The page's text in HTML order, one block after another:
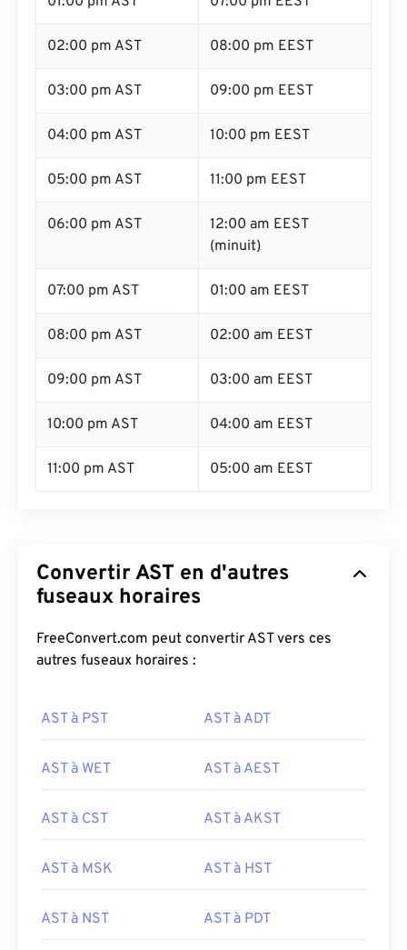
02:00 pm AST 08:00 pm EEST
03:00 pm AST 09:00 pm EEST
04:00 pm AST 10:00 pm EEST
05:00 pm AST 11:00 pm EEST
06:00 pm AST
12:00 am EEST
(minuit)
07:00 pm AST 01:00 am EEST
08:00 pm AST 02:00 am EEST
09:00 pm AST 03:00 am EEST
10:00 pm AST 04:00 am EEST
11:00 pm AST 05:00 am EEST
Convertir AST en d'autres
fuseaux horaires
FreeConvert.com peut convertir AST vers ces
autres fuseaux horaires :
AST à PST AST à ADT
AST à WET AST à AEST
AST à CST AST à AKST
AST à MSK AST à HST
AST à NST AST à PDT